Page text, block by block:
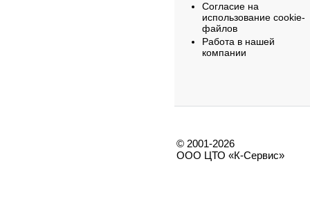
Согласие на
использование cookie-
файлов
Работа в нашей
компании
© 2001-2026
ООО ЦТО «К-Сервис»